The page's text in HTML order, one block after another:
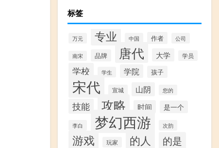
标签
万元 专业 中国 作者 公司
南宋 品牌 唐代 大学 学员
学校 学生 学院 孩子
宋代 宣城 山阴 您的
技能 攻略 时间 是一个
李白 梦幻西游 次韵
游戏 玩家 的人 的是